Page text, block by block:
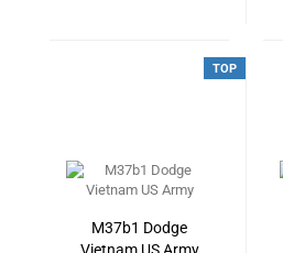
TOP
M37b1 Dodge
Vietnam US Army